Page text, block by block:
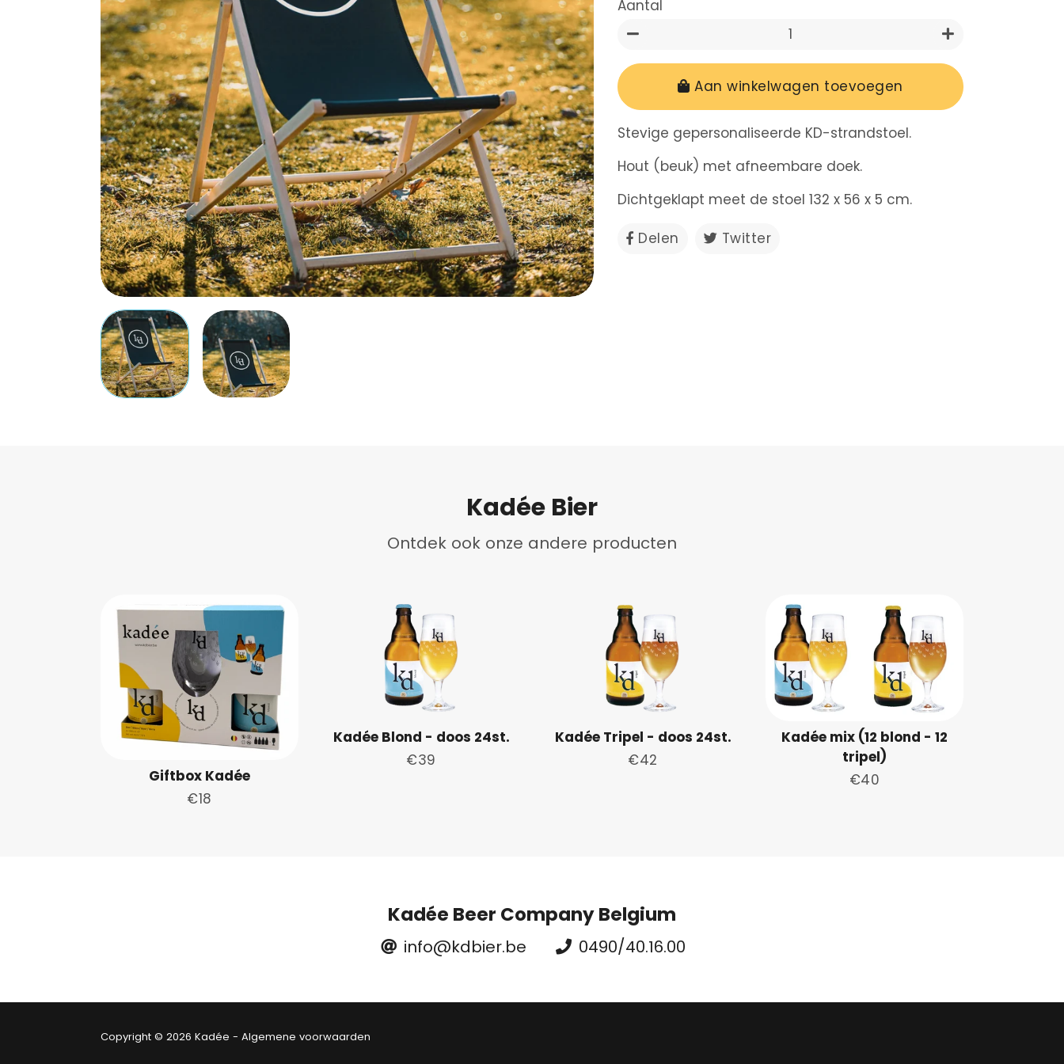
Aantal
+
Aan winkelwagen toevoegen
Stevige gepersonaliseerde KD-strandstoel.
Hout (beuk) met afneembare doek.
Dichtgeklapt meet de stoel 132 x 56 x 5 cm.
Delen Delen Twitter
Kadée Bier
Ontdek ook onze andere producten
Giftbox Kadée
Normale
€18
Kadée Blond - doos 24st.
Normale
€39
Kadée Tripel - doos 24st.
Normale
€42
Kadée mix (12 blond - 12
tripel)
Normale
€40
Kadée Beer Company Belgium
info@kdbier.be 0490/40.16.00
Copyright © 2026 Kadée - Algemene voorwaarden